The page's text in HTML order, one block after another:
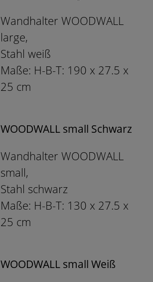
Wandhalter WOODWALL
large,
Stahl weiß
Maße: H-B-T: 190 x 27.5 x
25 cm
WOODWALL small Schwarz
Wandhalter WOODWALL
small,
Stahl schwarz
Maße: H-B-T: 130 x 27.5 x
25 cm
WOODWALL small Weiß